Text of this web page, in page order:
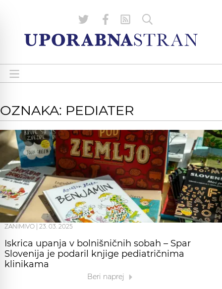
OZNAKA: PEDIATER
ZANIMIVO 23. 03. 2025
Iskrica upanja v bolnišničnih sobah – Spar
Slovenija je podaril knjige pediatričnima
klinikama
Beri naprej